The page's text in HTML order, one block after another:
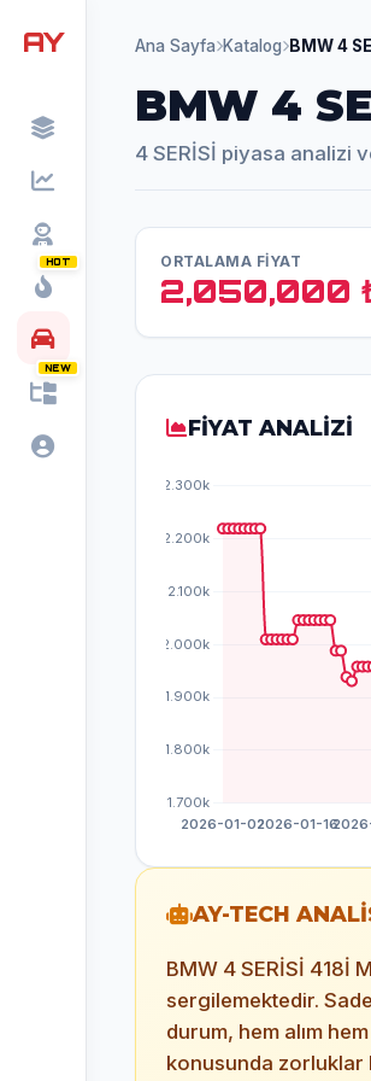
AY
HOT
NEW
Ana Sayfa Katalog BMW 4
BMW 4
4 SERİSİ piyasa analizi
ORTALAMA FİYAT
2,050,000
FİYAT ANALİZİ
AY-TECH
BMW 4 SERİSİ 418İ
sergilemektedir.
durum, hem alım
konusunda zorluklar